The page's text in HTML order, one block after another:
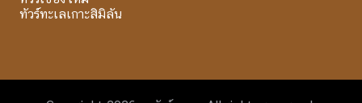
ทัวร์ทะเลเกาะสิมิลัน